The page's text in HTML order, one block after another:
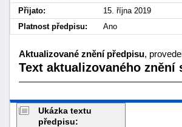
Přijato:
15. října 2019
Platnost předpisu:
Ano
Aktualizované znění předpisu,
Text aktualizovaného
Ukázka textu
předpisu: